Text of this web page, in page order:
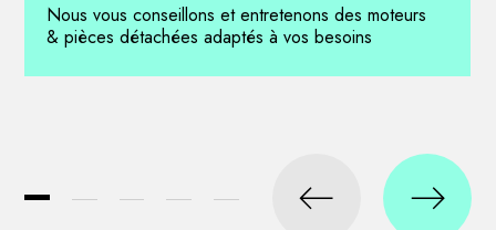
Nous vous conseillons et entretenons des moteurs
& pièces détachées adaptés à vos besoins